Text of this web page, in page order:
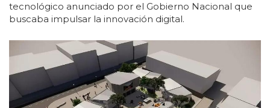
tecnológico anunciado por el Gobierno Nacional que
buscaba impulsar la innovación digital.